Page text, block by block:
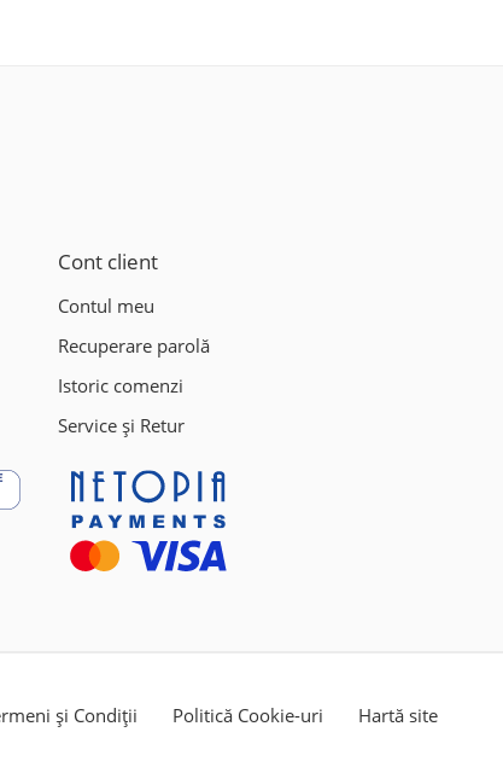
Cont client
Contul meu
Recuperare parolă
Istoric comenzi
Service și Retur
și Condiții Politică Cookie-uri Hartă site